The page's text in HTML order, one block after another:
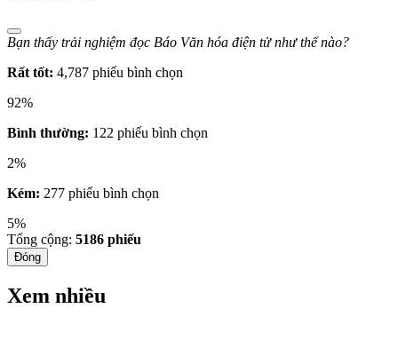
Bạn thấy trải nghiệm đọc Báo Văn hóa điện tử như thế nào?
Rất tốt: 4,787 phiếu bình chọn
92%
Bình thường: 122 phiếu bình chọn
2%
Kém: 277 phiếu bình chọn
5%
Tổng cộng: 5186 phiếu
Đóng
Xem nhiều